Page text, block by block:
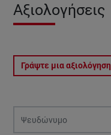
Αξιολογήσεις
Γράψτε μια αξιολόγηση